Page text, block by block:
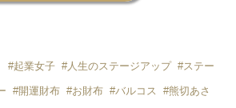
#起業女子 #人生のステージアップ #ステー
#開運財布 #お財布 #バルコス #熊切あさ